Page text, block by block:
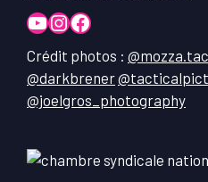
YouTube
Instagram
Facebook
Crédit photos :
@darkbrener
@joelgros_photography